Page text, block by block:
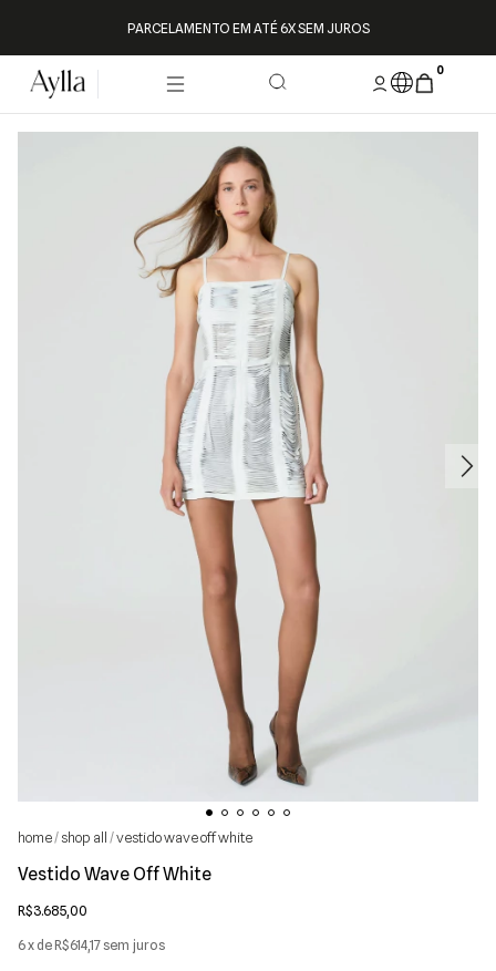
PARCELAMENTO EM ATÉ 6X SEM JUROS
0
/shop all /vestido wave off white
Vestido Wave Off White
R$3.685,00
6x deR$614,17sem juros